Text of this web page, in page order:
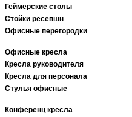
Геймерские столы
Стойки ресепшн
Офисные перегородки
Офисные кресла
Кресла руководителя
Кресла для персонала
Стулья офисные
Конференц кресла